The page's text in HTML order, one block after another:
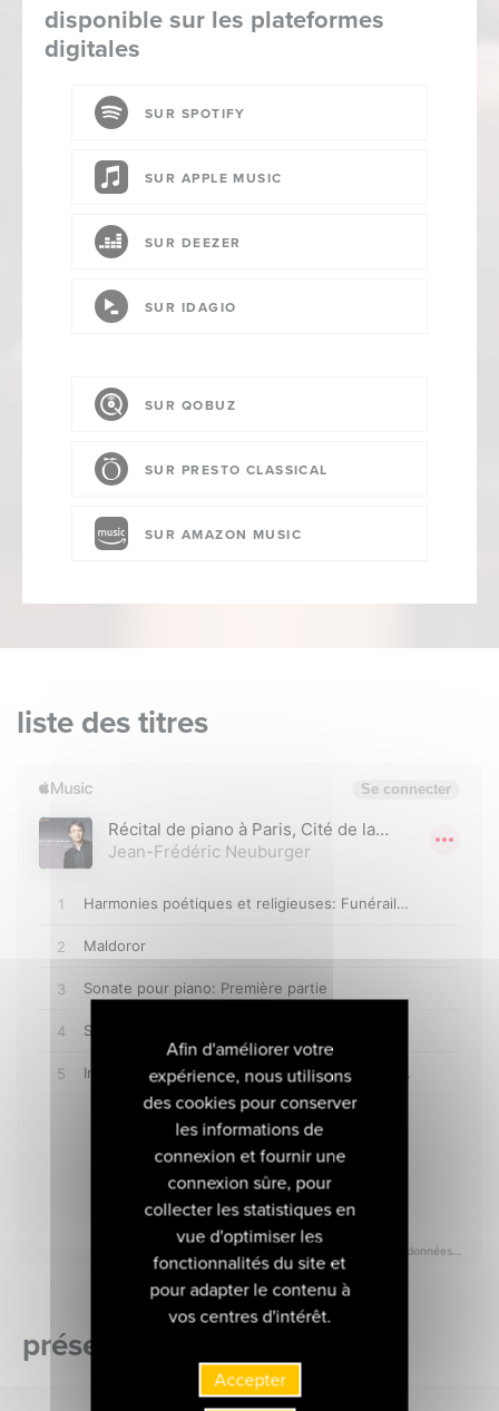
disponible sur les plateformes
digitales
SUR SPOTIFY
SUR APPLE MUSIC
SUR DEEZER
SUR IDAGIO
SUR QOBUZ
SUR PRESTO CLASSICAL
SUR AMAZON MUSIC
liste des titres
présentation de l'album
Afin d'améliorer votre
expérience, nous utilisons
des cookies pour conserver
les informations de
connexion et fournir une
connexion sûre, pour
collecter les statistiques en
vue d'optimiser les
fonctionnalités du site et
pour adapter le contenu à
vos centres d'intérêt.
Accepter